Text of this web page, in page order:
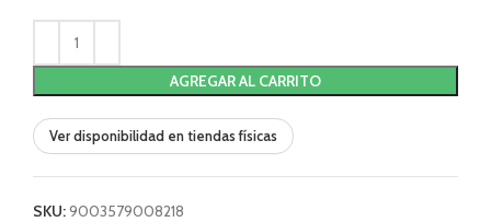
AGREGAR AL CARRITO
Ver disponibilidad en tiendas físicas
SKU:9003579008218